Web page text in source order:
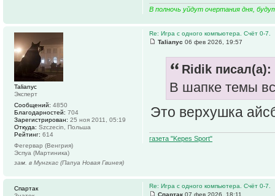
В полночь уйдут очертания дня,
Re: Игра с одного компьютера. Счёт 0-7.
Talianyc 06 фев 2026, 19:57
Ridik писал(а):
В шапке темы
Это верхушка
газета "Kepes Sport"
Talianyc
Эксперт
Сообщений: 4850
Благодарностей: 704
Зарегистрирован: 25 ноя 2011, 05:19
Откуда: Szczecin, Польша
Рейтинг: 614
Фегервар (Венгрия)
Эспуа (Мартиника)
зам. в Мунгкас (Папуа Новая Гвинея)
Re: Игра с одного компьютера. Счёт 0-7.
Спартак